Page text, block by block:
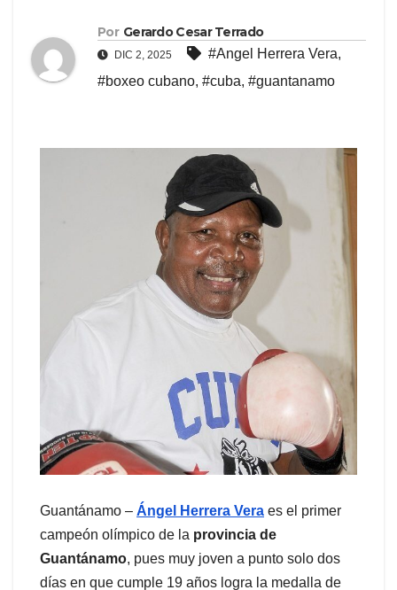
Por Gerardo Cesar Terrado
DIC 2, 2025 #Angel Herrera Vera,
#boxeo cubano, #cuba, #guantanamo
Guantánamo – Ángel Herrera Vera es el primer
campeón olímpico de la provincia de
Guantánamo, pues muy joven a punto solo dos
días en que cumple 19 años logra la medalla de